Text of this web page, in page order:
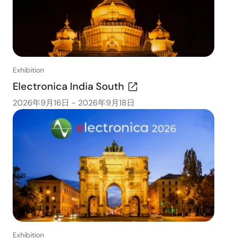
Exhibition
Electronica India South
2026年9月16日 - 2026年9月18日
Exhibition